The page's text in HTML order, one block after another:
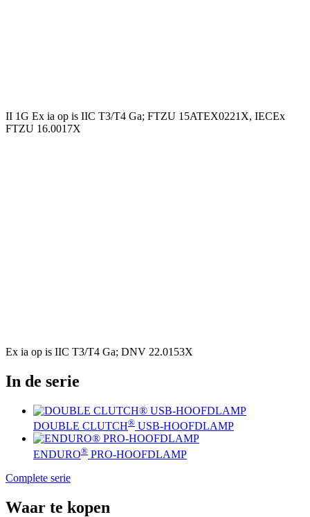
II 1G Ex ia op is IIC T3/T4 Ga; FTZU 15ATEX0221X, IECEx
FTZU 16.0017X
Ex ia op is IIC T3/T4 Ga; DNV 22.0153X
In de serie
DOUBLE CLUTCH® USB-HOOFDLAMP
ENDURO® PRO-HOOFDLAMP
Complete serie
Waar te kopen